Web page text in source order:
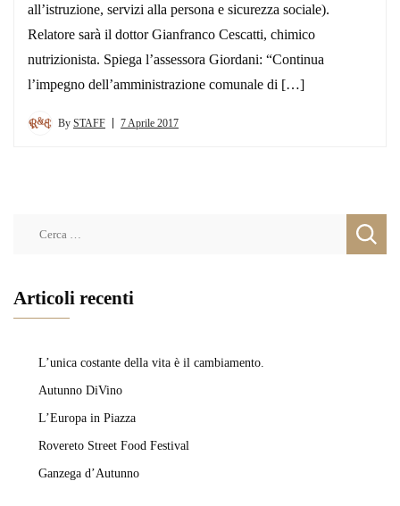
all’istruzione, servizi alla persona e sicurezza sociale).
Relatore sarà il dottor Gianfranco Cescatti, chimico
nutrizionista. Spiega l’assessora Giordani: “Continua
l’impegno dell’amministrazione comunale di […]
By STAFF 7 Aprile 2017
Articoli recenti
L’unica costante della vita è il cambiamento.
Autunno DiVino
L’Europa in Piazza
Rovereto Street Food Festival
Ganzega d’Autunno